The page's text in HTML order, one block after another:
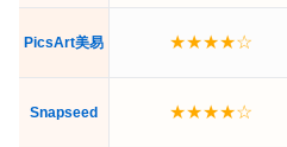
PicsArt美易 ★★★★☆
Snapseed ★★★★☆